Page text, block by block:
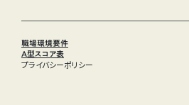
職場環境要件
A型スコア表
プライバシーポリシー